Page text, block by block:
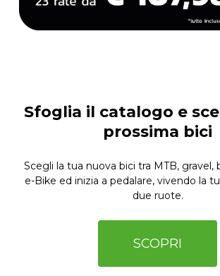
Sfoglia il catalogo e
prossima bici
Scegli la tua nuova bici tra MTB, gravel,
e-Bike ed inizia a pedalare, vivendo la
due ruote.
SCOPRI